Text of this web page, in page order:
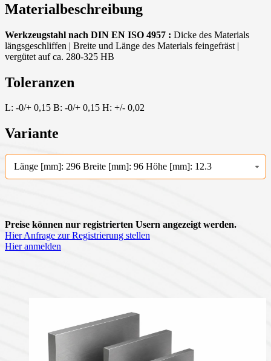
Materialbeschreibung
Werkzeugstahl nach DIN EN ISO 4957 : Dicke des Materials
längsgeschliffen | Breite und Länge des Materials feingefräst |
vergütet auf ca. 280-325 HB
Toleranzen
L: -0/+ 0,15 B: -0/+ 0,15 H: +/- 0,02
Variante
Länge [mm]: 296 Breite [mm]: 96 Höhe [mm]: 12.3
Preise können nur registrierten Usern angezeigt werden.
Hier Anfrage zur Registrierung stellen
Hier anmelden